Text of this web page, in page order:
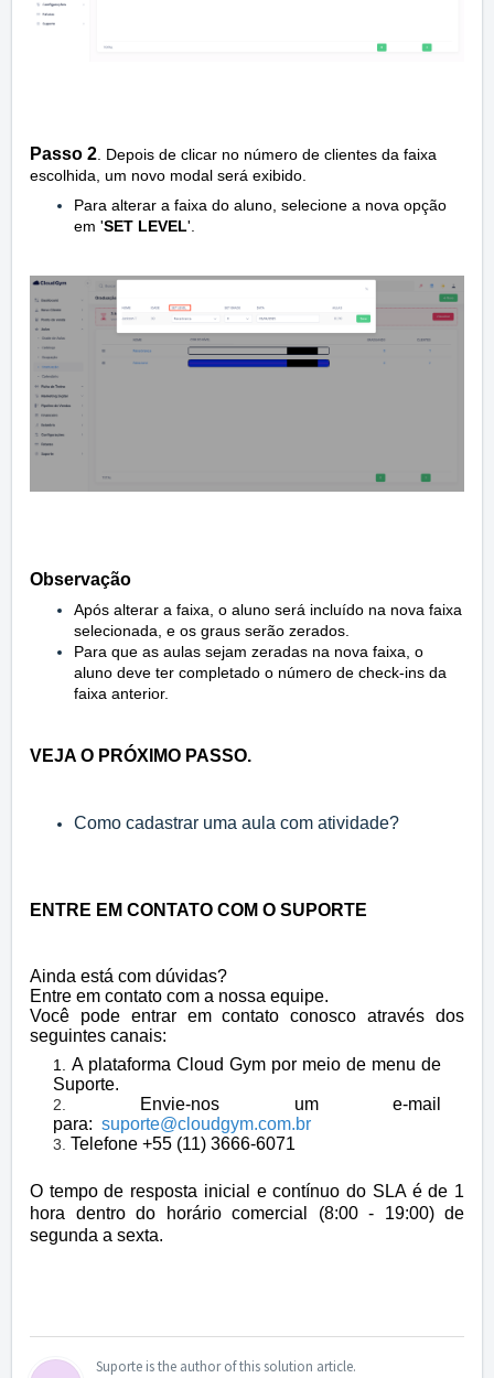
Passo 2. Depois de clicar no número de clientes da faixa
escolhida, um novo modal será exibido.
Para alterar a faixa do aluno, selecione a nova opção
em 'SET LEVEL'.
Observação
Após alterar a faixa, o aluno será incluído na nova faixa
selecionada, e os graus serão zerados.
Para que as aulas sejam zeradas na nova faixa, o
aluno deve ter completado o número de check-ins da
faixa anterior.
VEJA O PRÓXIMO PASSO.
Como cadastrar uma aula com atividade?
ENTRE EM CONTATO COM O SUPORTE
Ainda está com dúvidas?
Entre em contato com a nossa equipe.
Você pode entrar em contato conosco através dos
seguintes canais:
A plataforma Cloud Gym por meio de menu de
Suporte.
Envie-nos um e-mail
para: suporte@cloudgym.com.br
Telefone +55 (11) 3666-6071
O tempo de resposta inicial e contínuo do SLA é de 1
hora dentro do horário comercial (8:00 - 19:00) de
segunda a sexta.
Suporte is the author of this solution article.